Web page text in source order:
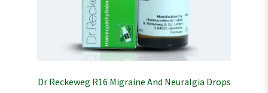
Dr Reckeweg R16 Migraine And Neuralgia Drops